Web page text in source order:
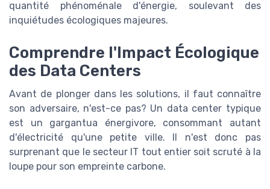
quantité phénoménale d'énergie, soulevant des
inquiétudes écologiques majeures.
Comprendre l'Impact Écologique
des Data Centers
Avant de plonger dans les solutions, il faut connaître
son adversaire, n'est-ce pas? Un data center typique
est un gargantua énergivore, consommant autant
d'électricité qu'une petite ville. Il n'est donc pas
surprenant que le secteur IT tout entier soit scruté à la
loupe pour son empreinte carbone.